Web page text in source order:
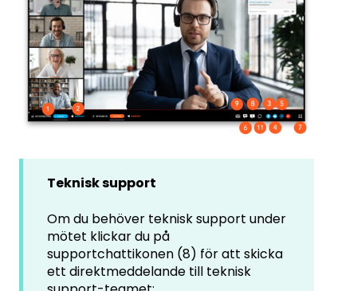
Teknisk support
Om du behöver teknisk support under
mötet klickar du på
supportchattikonen (8) för att skicka
ett direktmeddelande till teknisk